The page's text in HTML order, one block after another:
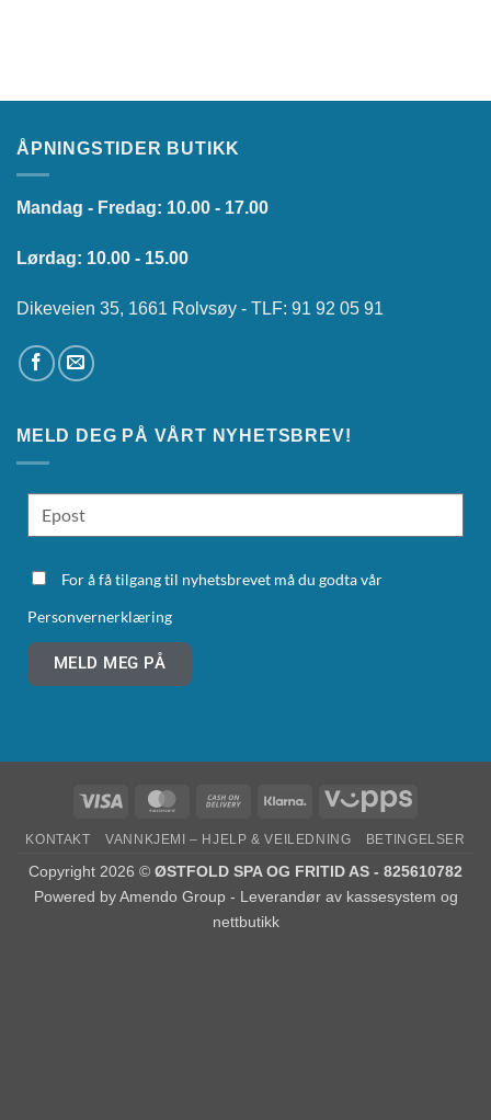
ÅPNINGSTIDER BUTIKK
Mandag - Fredag: 10.00 - 17.00
Lørdag: 10.00 - 15.00
Dikeveien 35, 1661 Rolvsøy - TLF: 91 92 05 91
MELD DEG PÅ VÅRT NYHETSBREV!
For å få tilgang til nyhetsbrevet må du godta vår
Personvernerklæring
MELD MEG PÅ
KONTAKT VANNKJEMI – HJELP & VEILEDNING BETINGELSER
Copyright 2026 © ØSTFOLD SPA OG FRITID AS - 825610782
Powered byAmendo Group - Leverandør av kassesystem og
nettbutikk